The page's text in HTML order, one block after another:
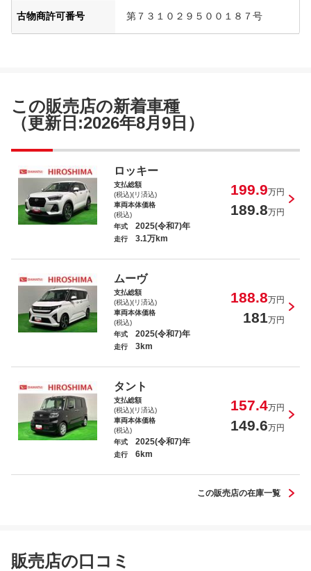
古物商許可番号 第７３１０２９５００１８７号
この販売店の新着車種
（更新日:2026年8月9日）
ロッキー
支払総額
(税込)(リ済込)
199.9万円
車両本体価格
(税込)
189.8万円
年式 2025(令和7)年
走行 3.1万km
ムーヴ
支払総額
(税込)(リ済込)
188.8万円
車両本体価格
(税込)
181万円
年式 2025(令和7)年
走行 3km
タント
支払総額
(税込)(リ済込)
157.4万円
車両本体価格
(税込)
149.6万円
年式 2025(令和7)年
走行 6km
この販売店の在庫一覧
販売店の口コミ